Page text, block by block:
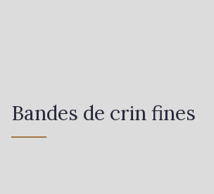
Bandes de crin fines